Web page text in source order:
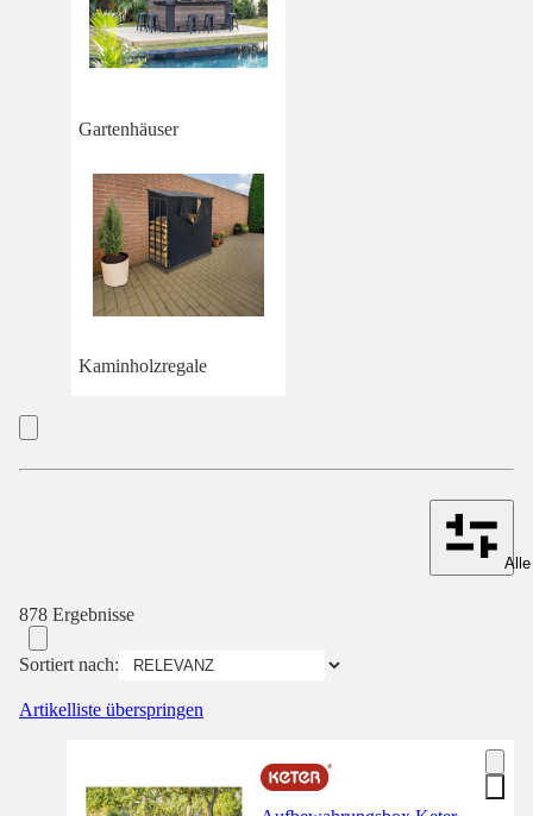
Gartenhäuser
Kaminholzregale
878 Ergebnisse
Sortiert nach:
Artikelliste überspringen